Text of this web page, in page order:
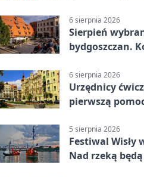
6 sierpnia 2026
Sierpień
bydgoszczan.
6 sierpnia 2026
Urzędnicy
pierwszą
5 sierpnia 2026
Festiwal Wisły
Nad rzeką